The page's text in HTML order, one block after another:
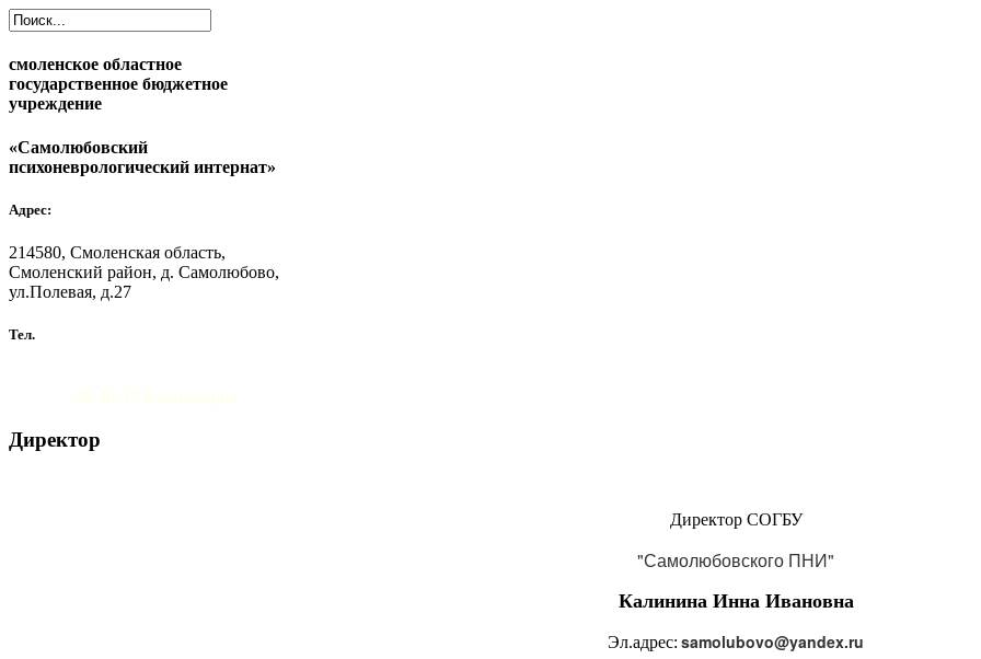
смоленское областное
государственное бюджетное
учреждение
«Самолюбовский
психоневрологический интернат»
Адрес:
214580, Смоленская область,
Смоленский район, д. Самолюбово,
ул.Полевая, д.27
Тел.
30-46-37 Бухгалтерия
Директор
Директор СОГБУ
"Самолюбовского ПНИ"
Калинина Инна Ивановна
Эл.адрес: samolubovo@yandex.ru